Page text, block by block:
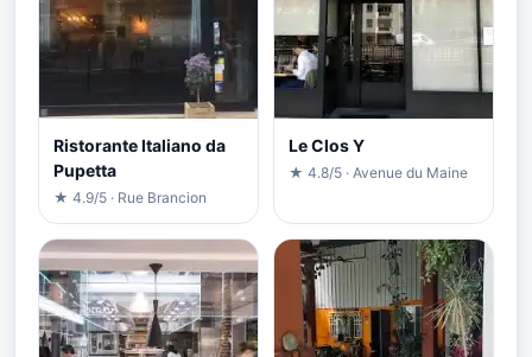
Ristorante Italiano da
Pupetta
★ 4.9/5 · Rue Brancion
Le Clos Y
★ 4.8/5 · Avenue du Maine